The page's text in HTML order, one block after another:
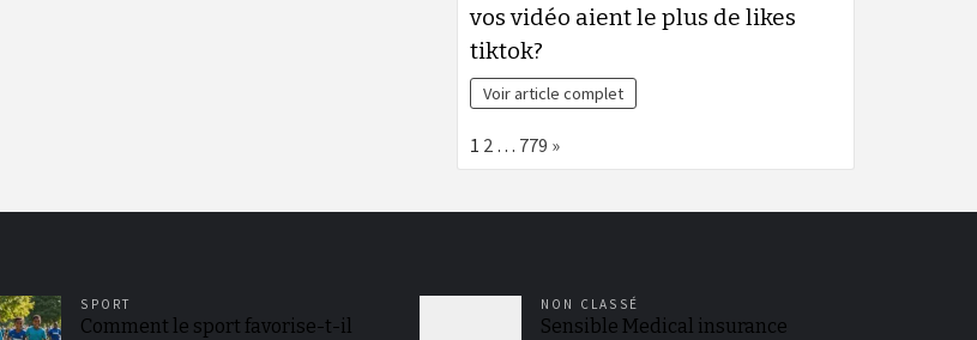
vos vidéo aient le plus de likes
tiktok?
Voir article complet
Page:
1 2 … 779 Next
»
SPORT
Comment le sport favorise-t-il
NON CLASSÉ
Sensible Medical insurance